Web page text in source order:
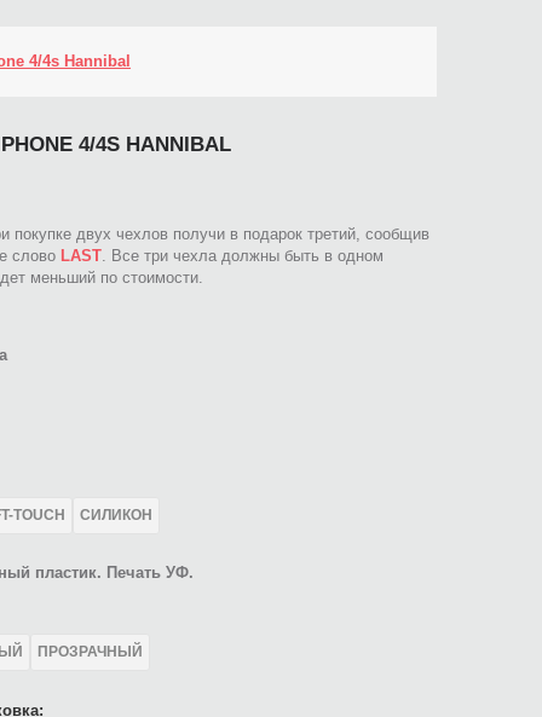
4/4s Hannibal
4/4S HANNIBAL
покупке двух чехлов получи в подарок третий, сообщив
слово LAST. Все три чехла должны быть в одном
меньший по стоимости.
TOUCH СИЛИКОН
пластик. Печать УФ.
ПРОЗРАЧНЫЙ